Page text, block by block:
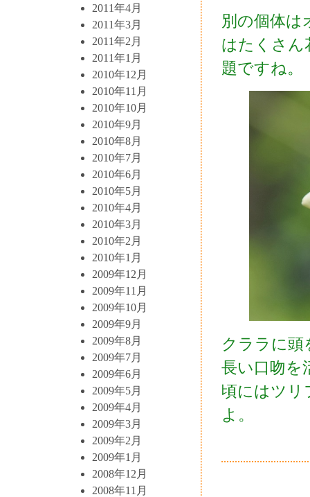
2011年4月
2011年3月
2011年2月
2011年1月
2010年12月
2010年11月
2010年10月
2010年9月
2010年8月
2010年7月
2010年6月
2010年5月
2010年4月
2010年3月
2010年2月
2010年1月
2009年12月
2009年11月
2009年10月
2009年9月
2009年8月
2009年7月
2009年6月
2009年5月
2009年4月
2009年3月
2009年2月
2009年1月
2008年12月
2008年11月
別の個体は
はたくさん
題ですね。
クララに頭
長い口吻を
頃にはツリ
よ。